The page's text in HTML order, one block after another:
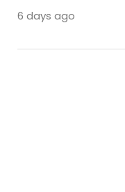
6 days ago